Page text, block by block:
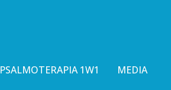
PSALMOTERAPIA 1W1 MEDIA